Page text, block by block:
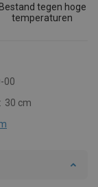
Bestand tegen hoge
temperaturen
00
30 cm